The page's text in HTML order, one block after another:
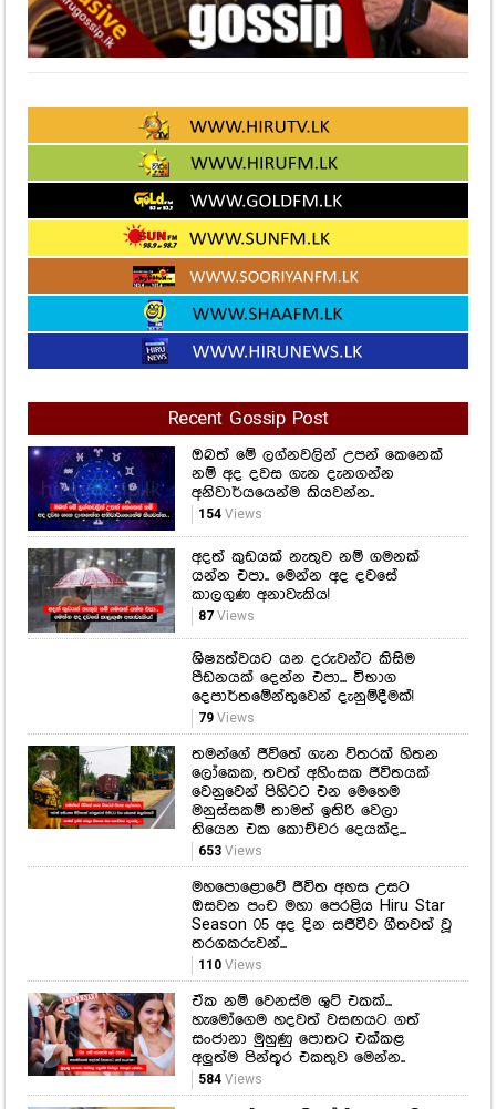
Recent Gossip Post
ඔබත් මේ ලග්නවලින් උපන් කෙනෙක්
නම් අද දවස ගැන දැනගන්න
අනිවාර්යයෙන්ම කියවන්න..
154Views
අදත් කුඩයක් නැතුව නම් ගමනක්
යන්න එපා.. මෙන්න අද දවසේ
කාලගුණ අනාවැකිය!
87Views
ශිෂ්‍යත්වයට යන දරුවන්ට කිසිම
පීඩනයක් දෙන්න එපා... විභාග
දෙපාර්තමේන්තුවෙන් දැනුම්දීමක්!
79Views
තමන්ගේ ජීවිතේ ගැන විතරක් හිතන
ලෝකෙක, තවත් අහිංසක ජීවිතයක්
වෙනුවෙන් පිහිටට එන මෙහෙම
මනුස්සකම් තාමත් ඉතිරි වෙලා
තියෙන එක කොච්චර දෙයක්ද...
653Views
මහපොළොවේ ජීවිත අහස උසට
ඔසවන පංච මහා පෙරළිය Hiru Star
Season 05 අද දින සජීවීව ගීතවත් වූ
තරගකරුවන්...
110Views
ඒක නම් වෙනස්ම ශුට් එකක්...
හැමෝගෙම හදවත් වසඟයට ගත්
සංජානා මුහුණු පොතට එක්කළ
අලුත්ම පින්තූර එකතුව මෙන්න..
584Views